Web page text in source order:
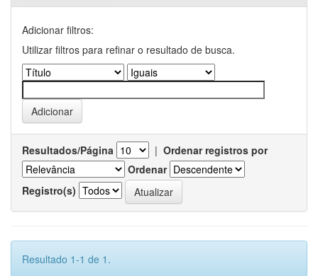
Adicionar filtros:
Utilizar filtros para refinar o resultado de busca.
Resultados/Página | Ordenar registros por
Ordenar
Registro(s)
Resultado 1-1 de 1.